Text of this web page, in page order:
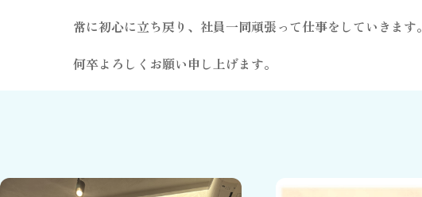
常に初心に立ち戻り、社員一同頑張って仕事をしていきます。
何卒よろしくお願い申し上げます。